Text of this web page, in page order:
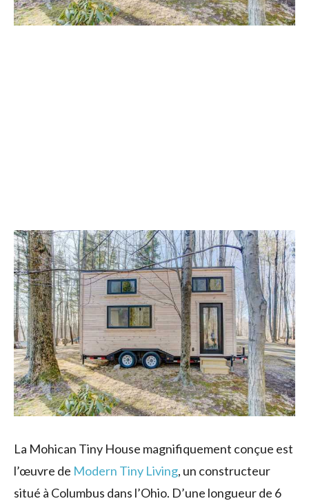
La Mohican Tiny House magnifiquement conçue est
l’œuvre de Modern Tiny Living, un constructeur
situé à Columbus dans l’Ohio. D’une longueur de 6